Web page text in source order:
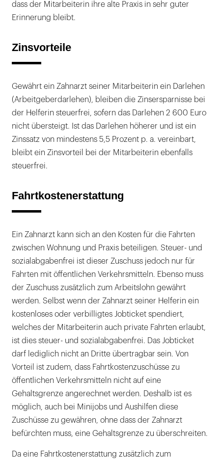
dass der Mitarbeiterin ihre alte Praxis in sehr guter
Erinnerung bleibt.
Zinsvorteile
Gewährt ein Zahnarzt seiner Mitarbeiterin ein Darlehen
(Arbeitgeberdarlehen), bleiben die Zinsersparnisse bei
der Helferin steuerfrei, sofern das Darlehen 2 600 Euro
nicht übersteigt. Ist das Darlehen höherer und ist ein
Zinssatz von mindestens 5,5 Prozent p. a. vereinbart,
bleibt ein Zinsvorteil bei der Mitarbeiterin ebenfalls
steuerfrei.
Fahrtkostenerstattung
Ein Zahnarzt kann sich an den Kosten für die Fahrten
zwischen Wohnung und Praxis beteiligen. Steuer- und
sozialabgabenfrei ist dieser Zuschuss jedoch nur für
Fahrten mit öffentlichen Verkehrsmitteln. Ebenso muss
der Zuschuss zusätzlich zum Arbeitslohn gewährt
werden. Selbst wenn der Zahnarzt seiner Helferin ein
kostenloses oder verbilligtes Jobticket spendiert,
welches der Mitarbeiterin auch private Fahrten erlaubt,
ist dies steuer- und sozialabgabenfrei. Das Jobticket
darf lediglich nicht an Dritte übertragbar sein. Von
Vorteil ist zudem, dass Fahrtkostenzuschüsse zu
öffentlichen Verkehrsmitteln nicht auf eine
Gehaltsgrenze angerechnet werden. Deshalb ist es
möglich, auch bei Minijobs und Aushilfen diese
Zuschüsse zu gewähren, ohne dass der Zahnarzt
befürchten muss, eine Gehaltsgrenze zu überschreiten.
Da eine Fahrtkostenerstattung zusätzlich zum